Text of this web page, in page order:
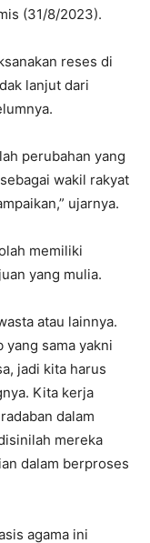
(31/8/2023).
reses di
lanjut dari
perubahan yang
wakil rakyat
ujarnya.
memiliki
yang mulia.
atau lainnya.
yang sama yakni
jadi kita harus
Kita kerja
dalam
mereka
dalam berproses
agama ini